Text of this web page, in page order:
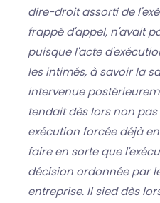
dire-droit assorti de
frappé d'appel, n'avait
puisque l'acte
les intimés, à savoir la
intervenue
tendait dès lors non
exécution forcée déjà
faire en sorte que
décision ordonnée par
entreprise. Il sied dès